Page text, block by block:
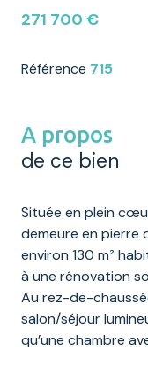
271 700 €
Référence 715
A propos
de ce bien
Située en plein
demeure en pierre
environ 130 m²
à une rénovation
Au rez-de-
salon/séjour
qu’une chambre